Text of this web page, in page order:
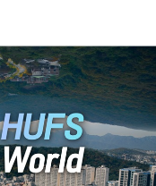
오피셜영상